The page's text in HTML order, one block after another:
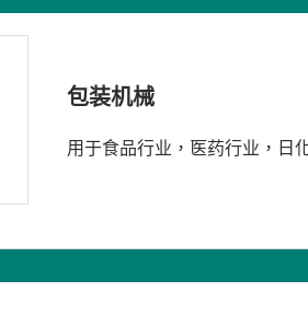
包装机械
用于食品行业，医药行业，日